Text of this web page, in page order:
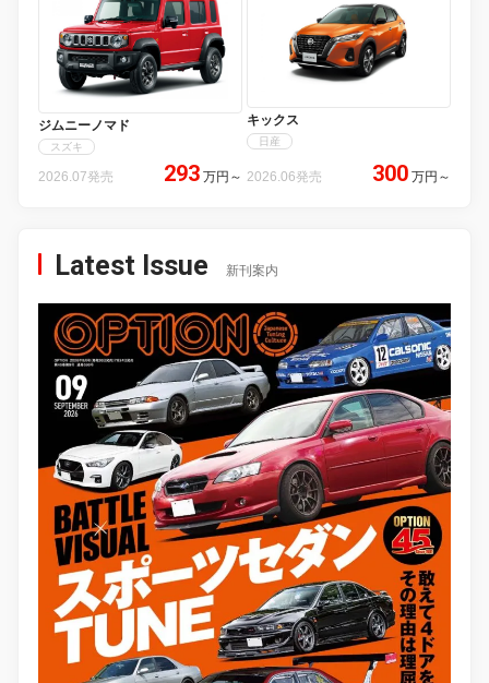
ジムニーノマド
スズキ
2026.07発売 293 万円 ～
キックス
日産
2026.06発売 300 万円 ～
Latest Issue 新刊案内